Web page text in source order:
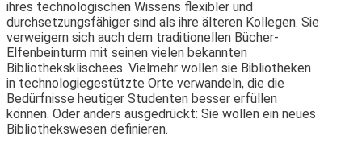
ihres technologischen Wissens flexibler und
durchsetzungsfähiger sind als ihre älteren Kollegen. Sie
verweigern sich auch dem traditionellen Bücher-
Elfenbeinturm mit seinen vielen bekannten
Bibliotheksklischees. Vielmehr wollen sie Bibliotheken
in technologiegestützte Orte verwandeln, die die
Bedürfnisse heutiger Studenten besser erfüllen
können. Oder anders ausgedrückt: Sie wollen ein neues
Bibliothekswesen definieren.